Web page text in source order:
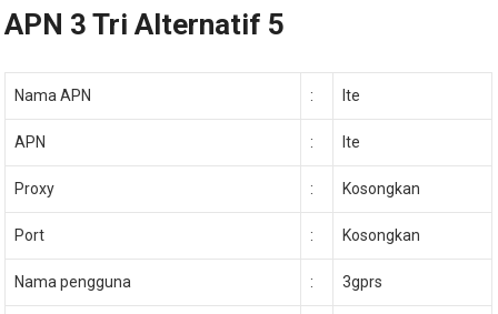
APN 3 Tri Alternatif 5
Nama APN : lte
APN : lte
Proxy : Kosongkan
Port : Kosongkan
Nama pengguna : 3gprs